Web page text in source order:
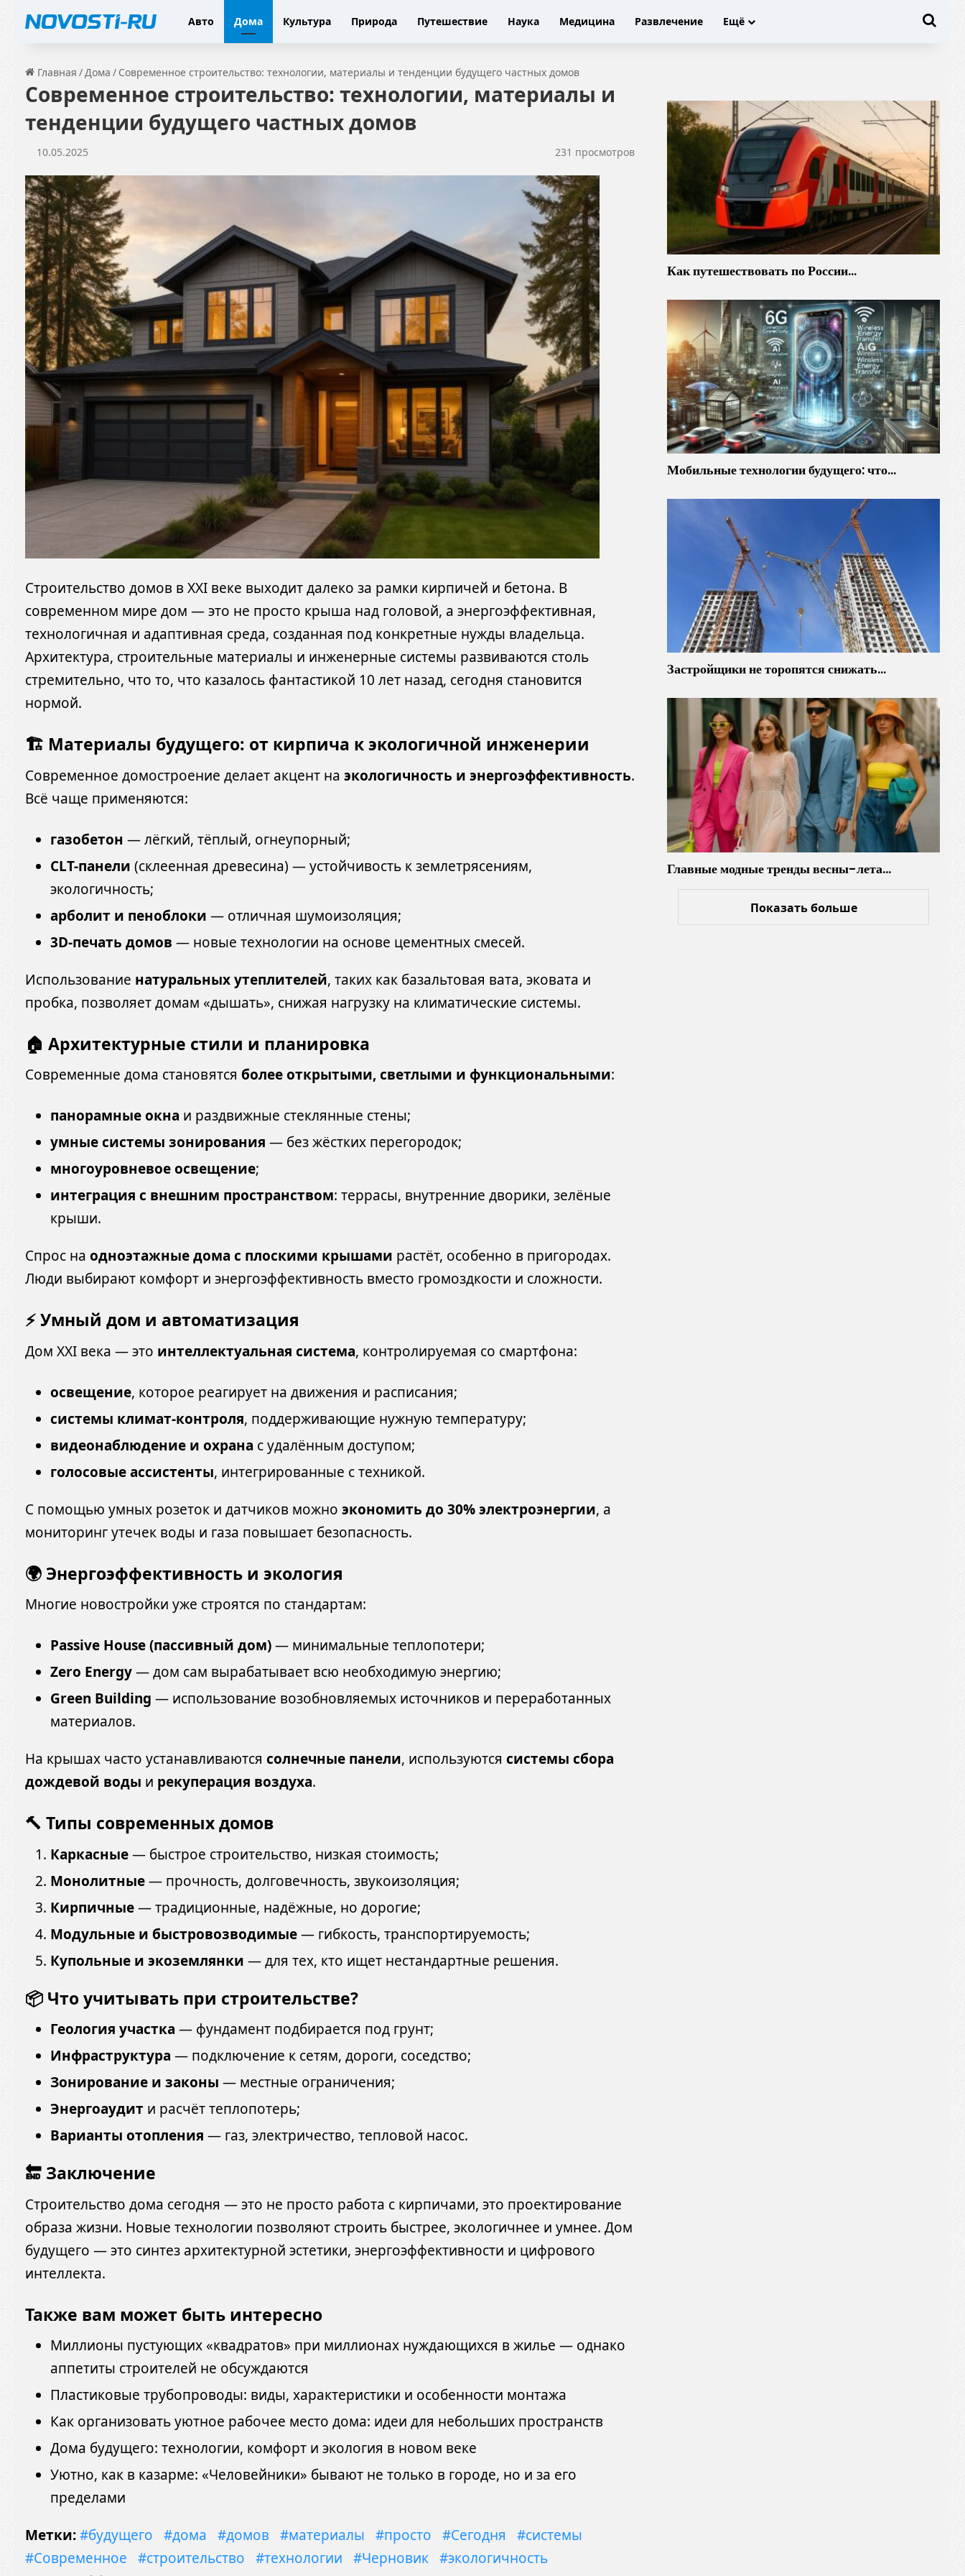
Авто Дома Культура Природа Путешествие Наука Медицина Развлечение Ещё
Главная /Дома / Современное строительство: технологии, материалы и тенденции будущего частных домов
Современное строительство: технологии, материалы и
тенденции будущего частных домов
10.05.2025 231 просмотров
Строительство домов в XXI веке выходит далеко за рамки кирпичей и бетона. В
современном мире дом — это не просто крыша над головой, а энергоэффективная,
технологичная и адаптивная среда, созданная под конкретные нужды владельца.
Архитектура, строительные материалы и инженерные системы развиваются столь
стремительно, что то, что казалось фантастикой 10 лет назад, сегодня становится
нормой.
🏗️ Материалы будущего: от кирпича к экологичной инженерии
Современное домостроение делает акцент на экологичность и энергоэффективность.
Всё чаще применяются:
газобетон — лёгкий, тёплый, огнеупорный;
CLT-панели (склеенная древесина) — устойчивость к землетрясениям,
экологичность;
арболит и пеноблоки — отличная шумоизоляция;
3D-печать домов — новые технологии на основе цементных смесей.
Использование натуральных утеплителей, таких как базальтовая вата, эковата и
пробка, позволяет домам «дышать», снижая нагрузку на климатические системы.
🏠 Архитектурные стили и планировка
Современные дома становятся более открытыми, светлыми и функциональными:
панорамные окна и раздвижные стеклянные стены;
умные системы зонирования — без жёстких перегородок;
многоуровневое освещение;
интеграция с внешним пространством: террасы, внутренние дворики, зелёные
крыши.
Спрос на одноэтажные дома с плоскими крышами растёт, особенно в пригородах.
Люди выбирают комфорт и энергоэффективность вместо громоздкости и сложности.
⚡ Умный дом и автоматизация
Дом XXI века — это интеллектуальная система, контролируемая со смартфона:
освещение, которое реагирует на движения и расписания;
системы климат-контроля, поддерживающие нужную температуру;
видеонаблюдение и охрана с удалённым доступом;
голосовые ассистенты, интегрированные с техникой.
С помощью умных розеток и датчиков можно экономить до 30% электроэнергии, а
мониторинг утечек воды и газа повышает безопасность.
🌍 Энергоэффективность и экология
Многие новостройки уже строятся по стандартам:
Passive House (пассивный дом)— минимальные теплопотери;
Zero Energy— дом сам вырабатывает всю необходимую энергию;
Green Building — использование возобновляемых источников и переработанных
материалов.
На крышах часто устанавливаются солнечные панели, используются системы сбора
дождевой воды и рекуперация воздуха.
🔨 Типы современных домов
Каркасные— быстрое строительство, низкая стоимость;
Монолитные— прочность, долговечность, звукоизоляция;
Кирпичные— традиционные, надёжные, но дорогие;
Модульные и быстровозводимые— гибкость, транспортируемость;
Купольные и экоземлянки — для тех, кто ищет нестандартные решения.
📦 Что учитывать при строительстве?
Геология участка — фундамент подбирается под грунт;
Инфраструктура — подключение к сетям, дороги, соседство;
Зонирование и законы — местные ограничения;
Энергоаудит и расчёт теплопотерь;
Варианты отопления — газ, электричество, тепловой насос.
🔚 Заключение
Строительство дома сегодня — это не просто работа с кирпичами, это проектирование
образа жизни. Новые технологии позволяют строить быстрее, экологичнее и умнее. Дом
будущего — это синтез архитектурной эстетики, энергоэффективности и цифрового
интеллекта.
Также вам может быть интересно
Миллионы пустующих «квадратов» при миллионах нуждающихся в жилье — однако
аппетиты строителей не обсуждаются
Пластиковые трубопроводы: виды, характеристики и особенности монтажа
Как организовать уютное рабочее место дома: идеи для небольших пространств
Дома будущего: технологии, комфорт и экология в новом веке
Уютно, как в казарме: «Человейники» бывают не только в городе, но и за его
пределами
Метки:#будущего #дома #домов #материалы #просто #Сегодня
#системы
#Современное
#строительство #технологии #Черновик #экологичность
Как путешествовать по России…
Мобильные технологии будущего: что…
Застройщики не торопятся снижать…
Главные модные тренды весны-лета…
Показать больше